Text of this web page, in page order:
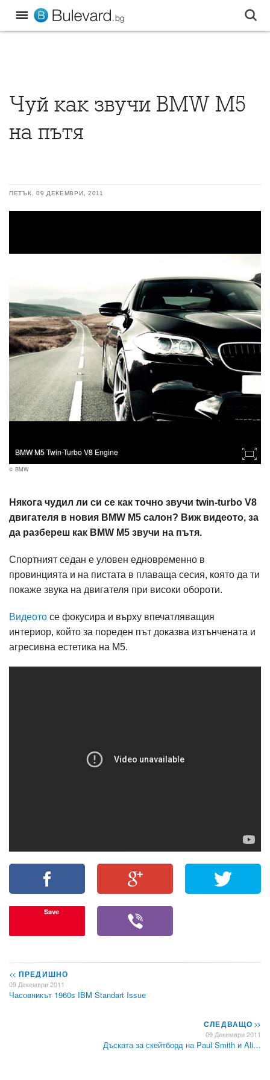
Чуй как звучи BMW M5
на пътя
ПЕТЪК, 09 ДЕКЕМВРИ, 2011
BMW M5 Twin-Turbo V8 Engine
© BMW
Някога чудил ли си се как точно звучи twin-turbo V8
двигателя в новия BMW M5 салон? Виж видеото, за
да разбереш как BMW M5 звучи на пътя.
Спортният седан е уловен едновременно в
провинцията и на пистата в плаваща сесия, която да ти
покаже звука на двигателя при високи обороти.
Видеото се фокусира и върху впечатляващия
интериор, който за пореден път доказва изтънчената и
агресивна естетика на М5.
Save
<< ПРЕДИШНО
09 Декември 2011
Часовникът 1960s IBM Standart Issue
СЛЕДВАЩО>>
09 Декември 2011
Дъската за скейтборд на Paul Smith и Ali…